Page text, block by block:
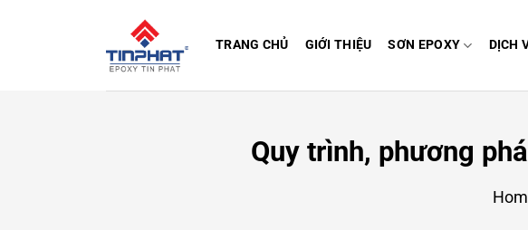
TRANG CHỦ GIỚI THIỆU SƠN EPOXY DỊCH
Quy trình, phương